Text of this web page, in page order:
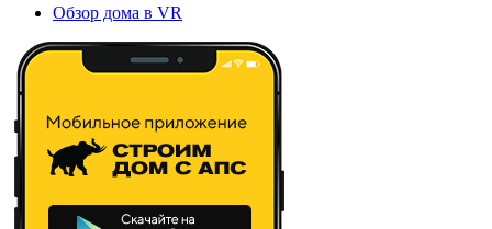
Обзор дома в VR